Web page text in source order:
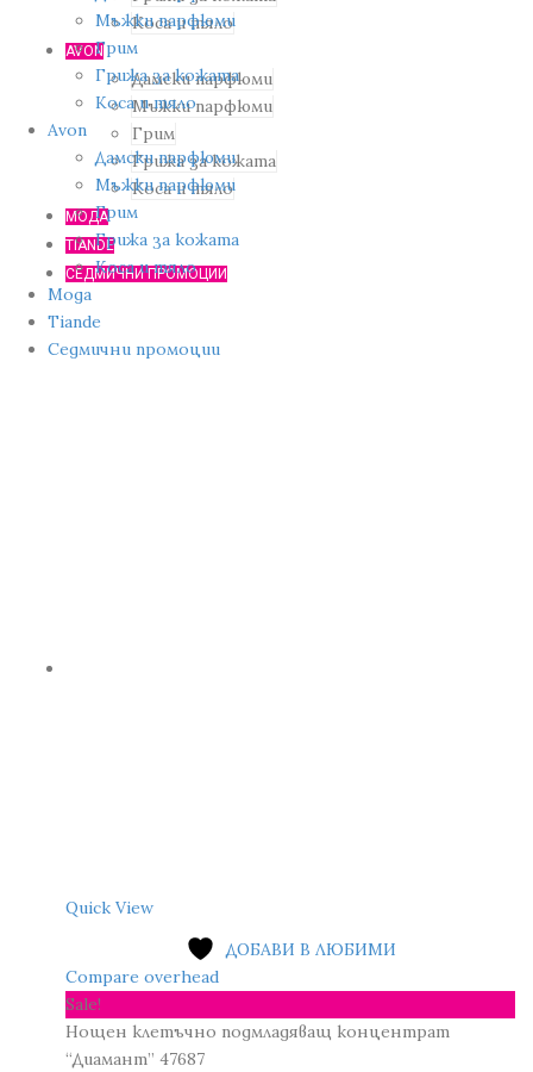
Коса и тяло
AVON
Дамски парфюми
Мъжки парфюми
Грим
Грижа за кожата
Коса и тяло
МОДА
TIANDE
СЕДМИЧНИ ПРОМОЦИИ
Мъжки парфюми
Грим
Грижа за кожата
Коса и тяло
Avon
Дамски парфюми
Мъжки парфюми
Грим
Грижа за кожата
Коса и тяло
Мода
Tiande
Седмични промоции
Quick View
ДОБАВИ В ЛЮБИМИ
Compare overhead
Sale!
Нощен клетъчно подмладяващ концентрат
“Диамант” 47687